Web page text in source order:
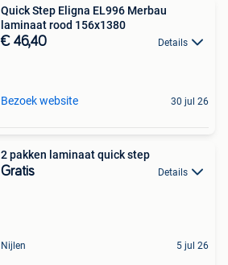
Quick Step Eligna EL996 Merbau
laminaat rood 156x1380
€ 46,40 Details
Bezoek website 30 jul 26
2 pakken laminaat quick step
Gratis Details
Nijlen 5 jul 26